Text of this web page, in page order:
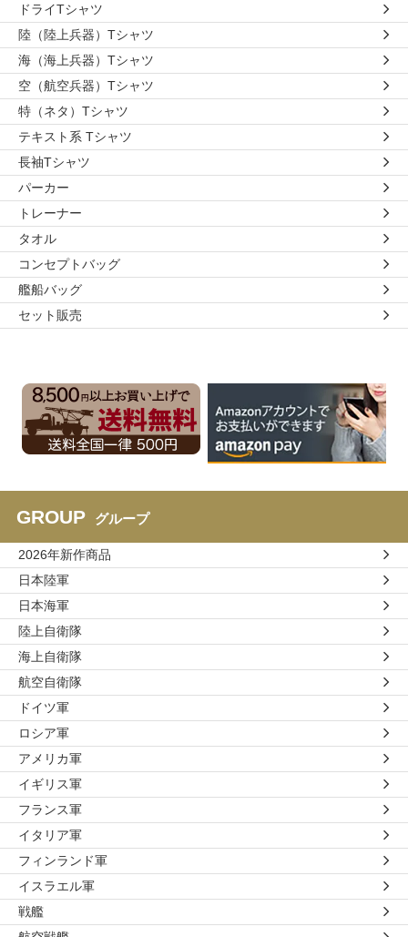
ドライTシャツ
陸（陸上兵器）Tシャツ
海（海上兵器）Tシャツ
空（航空兵器）Tシャツ
特（ネタ）Tシャツ
テキスト系 Tシャツ
長袖Tシャツ
パーカー
トレーナー
タオル
コンセプトバッグ
艦船バッグ
セット販売
GROUP グループ
2026年新作商品
日本陸軍
日本海軍
陸上自衛隊
海上自衛隊
航空自衛隊
ドイツ軍
ロシア軍
アメリカ軍
イギリス軍
フランス軍
イタリア軍
フィンランド軍
イスラエル軍
戦艦